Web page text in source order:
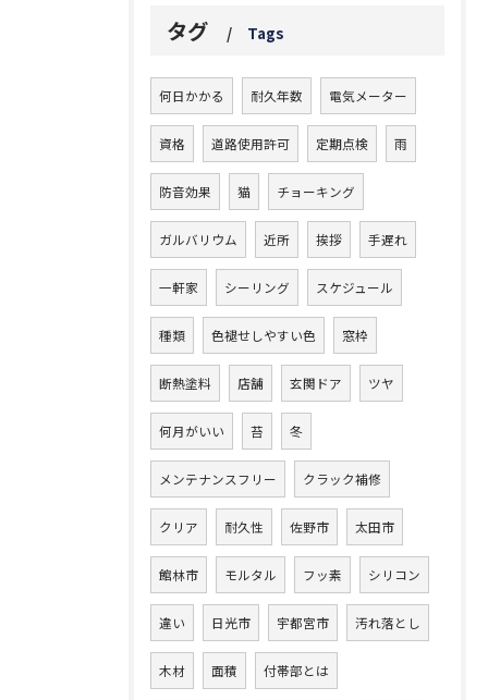
タグ Tags
何日かかる 耐久年数 電気メーター
資格 道路使用許可 定期点検 雨
防音効果 猫 チョーキング
ガルバリウム 近所 挨拶 手遅れ
一軒家 シーリング スケジュール
種類 色褪せしやすい色 窓枠
断熱塗料 店舗 玄関ドア ツヤ
何月がいい 苔 冬
メンテナンスフリー クラック補修
クリア 耐久性 佐野市 太田市
館林市 モルタル フッ素 シリコン
違い 日光市 宇都宮市 汚れ落とし
木材 面積 付帯部とは